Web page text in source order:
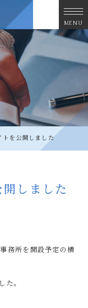
MENU
トを公開しました
しました
務所を開設予定の横
た。